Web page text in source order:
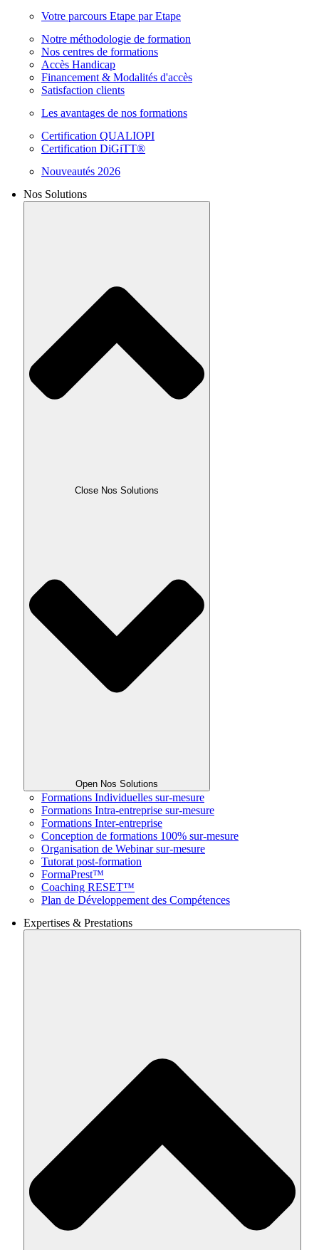
Votre parcours Etape par Etape
Notre méthodologie de formation
Nos centres de formations
Accès Handicap
Financement & Modalités d'accès
Satisfaction clients
Les avantages de nos formations
Certification QUALIOPI
Certification DiGiTT®
Nouveautés 2026
Nos Solutions
Close Nos Solutions
Open Nos Solutions
Formations Individuelles sur-mesure
Formations Intra-entreprise sur-mesure
Formations Inter-entreprise
Conception de formations 100% sur-mesure
Organisation de Webinar sur-mesure
Tutorat post-formation
FormaPrest™
Coaching RESET™
Plan de Développement des Compétences
Expertises & Prestations